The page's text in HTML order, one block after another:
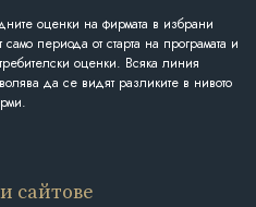
оценки на фирмата в избрани
периода от старта на програмата и
оценки. Всяка линия
да се видят разликите в нивото
сайтове